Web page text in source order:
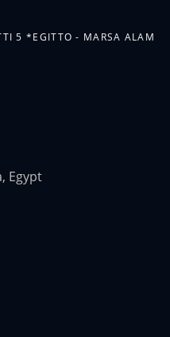
5 *EGITTO - MARSA ALAM
Egypt